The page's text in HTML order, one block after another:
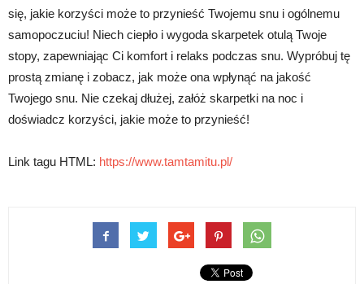
się, jakie korzyści może to przynieść Twojemu snu i ogólnemu
samopoczuciu! Niech ciepło i wygoda skarpetek otulą Twoje
stopy, zapewniając Ci komfort i relaks podczas snu. Wypróbuj tę
prostą zmianę i zobacz, jak może ona wpłynąć na jakość
Twojego snu. Nie czekaj dłużej, załóż skarpetki na noc i
doświadcz korzyści, jakie może to przynieść!
Link tagu HTML: https://www.tamtamitu.pl/